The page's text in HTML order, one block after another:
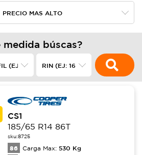
medida búscas?
CS1
185/65 R14 86T
sku:8725
86 Carga Max: 530 Kg